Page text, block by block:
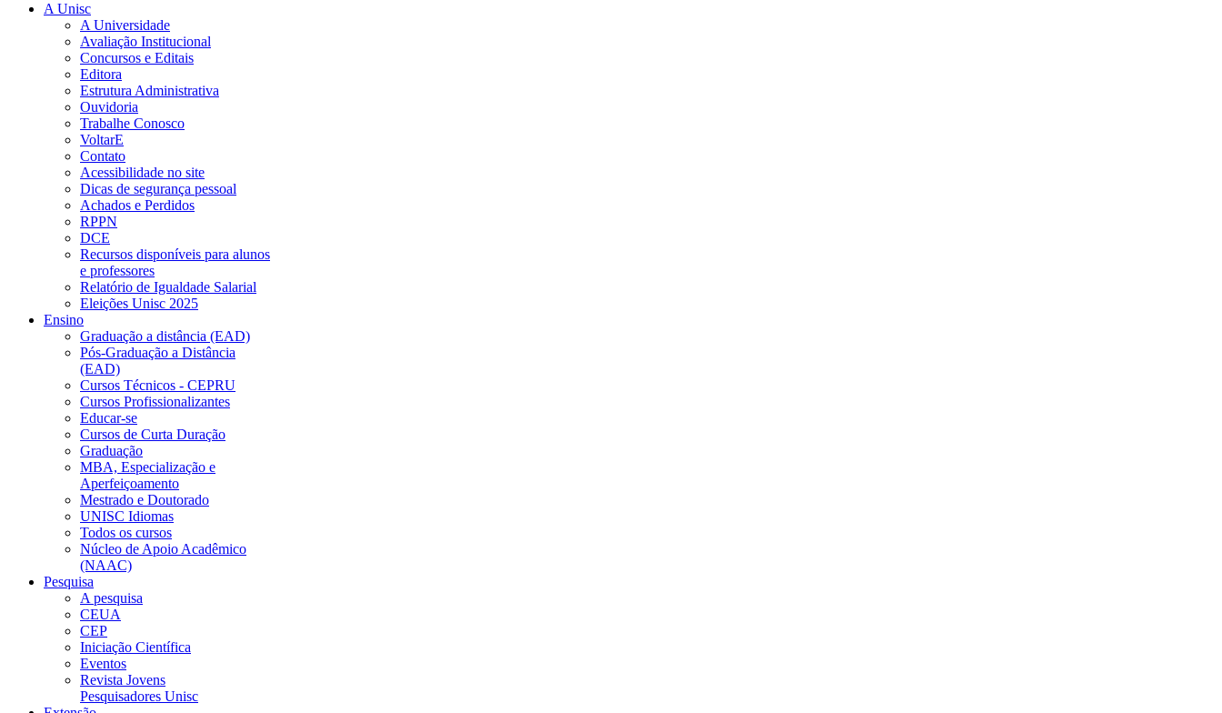
A Unisc
A Universidade
Avaliação Institucional
Concursos e Editais
Editora
Estrutura Administrativa
Ouvidoria
Trabalhe Conosco
VoltarE
Contato
Acessibilidade no site
Dicas de segurança pessoal
Achados e Perdidos
RPPN
DCE
Recursos disponíveis para alunos
e professores
Relatório de Igualdade Salarial
Eleições Unisc 2025
Ensino
Graduação a distância (EAD)
Pós-Graduação a Distância
(EAD)
Cursos Técnicos - CEPRU
Cursos Profissionalizantes
Educar-se
Cursos de Curta Duração
Graduação
MBA, Especialização e
Aperfeiçoamento
Mestrado e Doutorado
UNISC Idiomas
Todos os cursos
Núcleo de Apoio Acadêmico
(NAAC)
Pesquisa
A pesquisa
CEUA
CEP
Iniciação Científica
Eventos
Revista Jovens
Pesquisadores Unisc